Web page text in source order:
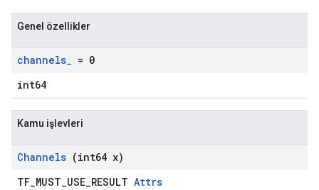
Genel özellikler
channels_ = 0
int64
Kamu işlevleri
Channels (int64 x)
TF_MUST_USE_RESULT Attrs